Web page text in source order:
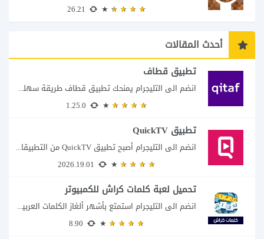
أحدث المقالات
تطبيق قطاف
انضم الى التليجرام يمنحك تطبيق قطاف طريقة سهلة لمتابعة نقاط المكافآت والاستفادة منها في...
تطبيق QuickTV
انضم الى التليجرام أصبح تطبيق QuickTV من التطبيقات التي تستهدف محبي المسلسلات السريعة، إذ...
تحميل لعبة كلمات كراش للكمبيوتر
انضم الى التليجرام استمتع بأشهر ألغاز الكلمات العربية على شاشة الكمبيوتر يتيح لك تحميل...